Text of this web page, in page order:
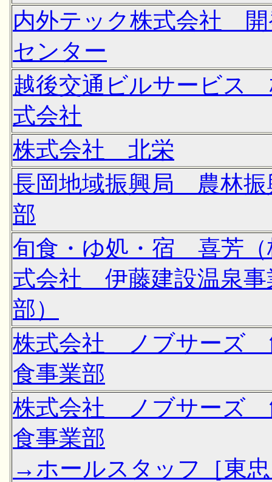
内外テック株式会社 開
センター
越後交通ビルサービス
式会社
株式会社 北栄
長岡地域振興局 農林振
部
旬食・ゆ処・宿 喜芳（
式会社 伊藤建設温泉事
部）
株式会社 ノブサーズ
食事業部
株式会社 ノブサーズ
食事業部
→ホールスタッフ［東